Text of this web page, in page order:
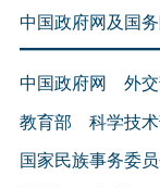
中国政府网及国
中国政府网 外
教育部 科学技
国家民族事务委